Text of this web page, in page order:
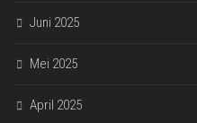
Juni 2025
Mei 2025
April 2025